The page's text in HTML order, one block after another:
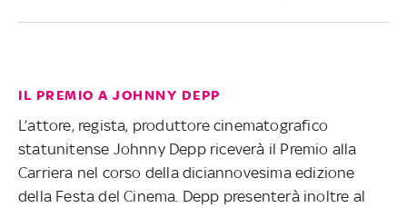
IL PREMIO A JOHNNY DEPP
L’attore, regista, produttore cinematografico
statunitense Johnny Depp riceverà il Premio alla
Carriera nel corso della diciannovesima edizione
della Festa del Cinema. Depp presenterà inoltre al